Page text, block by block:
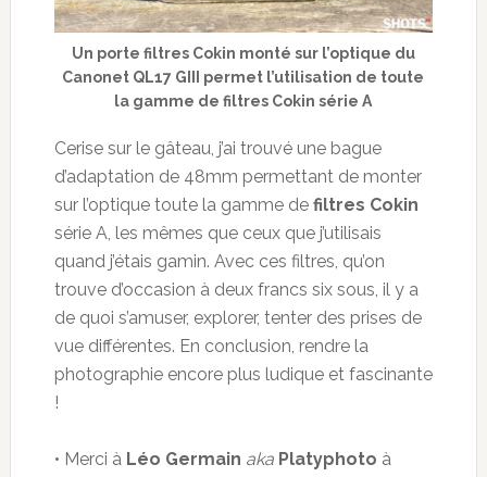
Un porte filtres Cokin monté sur l’optique du
Canonet QL17 GIII permet l’utilisation de toute
la gamme de filtres Cokin série A
Cerise sur le gâteau, j’ai trouvé une bague
d’adaptation de 48mm permettant de monter
sur l’optique toute la gamme de filtres Cokin
série A, les mêmes que ceux que j’utilisais
quand j’étais gamin. Avec ces filtres, qu’on
trouve d’occasion à deux francs six sous, il y a
de quoi s’amuser, explorer, tenter des prises de
vue différentes. En conclusion, rendre la
photographie encore plus ludique et fascinante
!
• Merci à Léo Germain aka Platyphoto à